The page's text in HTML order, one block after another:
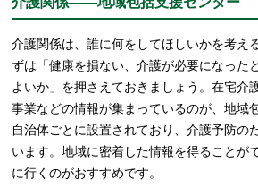
介護関係は、誰に何をしてほしいかを考え
ずは「健康を損ない、介護が必要になった
よいか」を押さえておきましょう。在宅介
事業などの情報が集まっているのが、地域
自治体ごとに設置されており、介護予防の
います。地域に密着した情報を得ることが
に行くのがおすすめです。